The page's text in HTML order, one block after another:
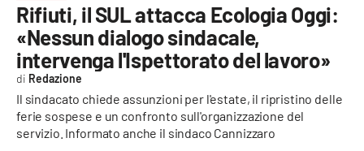
LAC NETWORK
LAC ONAIR
LaC
Network
Rifiuti, il SUL attacca Ecologia Oggi:
«Nessun dialogo sindacale,
intervenga l'Ispettorato del lavoro»
Il sindacato chiede assunzioni per l'estate, il ripristino delle
ferie sospese e un confronto sull'organizzazione del
servizio. Informato anche il sindaco Cannizzaro
Redazione